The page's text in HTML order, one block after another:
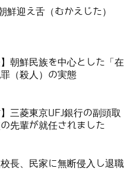
迎え舌（むかえじた）
】朝鮮民族を中心とした「在
（殺人）の実態
】三菱東京UFJ銀行の副頭取
先輩が就任されました
長、民家に無断侵入し退職